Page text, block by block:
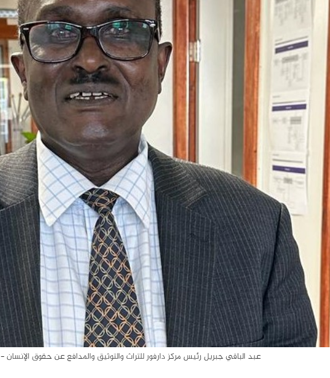
عبد الباقي جبريل رئيس مركز دارفور للتراث والتوثيق والمدافع عن حقوق الإنسان - 14 سبتمبر 2023 - راديو دبنقا